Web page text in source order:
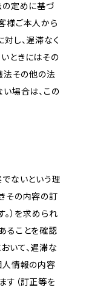
の定めに基づ
様ご本人から
し、遅滞なく
ときにはその
法その他の法
場合は、この
ないという理
その内容の訂
。）を求められ
ることを確認
いて、遅滞な
人情報の内容
す（訂正等を